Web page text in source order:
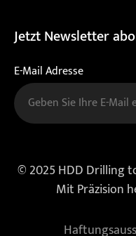
Jetzt Newsletter
E-Mail Adresse
© 2025 HDD Drilling
Mit Präzision